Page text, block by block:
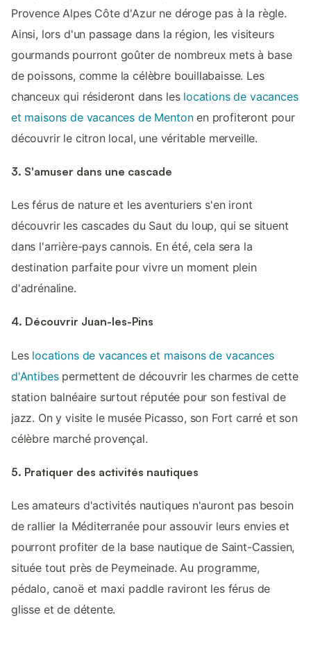
Provence Alpes Côte d'Azur ne déroge pas à la règle.
Ainsi, lors d'un passage dans la région, les visiteurs
gourmands pourront goûter de nombreux mets à base
de poissons, comme la célèbre bouillabaisse. Les
chanceux qui résideront dans les locations de vacances
et maisons de vacances de Mentonen profiteront pour
découvrir le citron local, une véritable merveille.
3. S'amuser dans une cascade
Les férus de nature et les aventuriers s'en iront
découvrir les cascades du Saut du loup, qui se situent
dans l'arrière-pays cannois. En été, cela sera la
destination parfaite pour vivre un moment plein
d'adrénaline.
4. Découvrir Juan-les-Pins
Les locations de vacances et maisons de vacances
d'Antibespermettent de découvrir les charmes de cette
station balnéaire surtout réputée pour son festival de
jazz. On y visite le musée Picasso, son Fort carré et son
célèbre marché provençal.
5. Pratiquer des activités nautiques
Les amateurs d'activités nautiques n'auront pas besoin
de rallier la Méditerranée pour assouvir leurs envies et
pourront profiter de la base nautique de Saint-Cassien,
située tout près de Peymeinade. Au programme,
pédalo, canoë et maxi paddle raviront les férus de
glisse et de détente.